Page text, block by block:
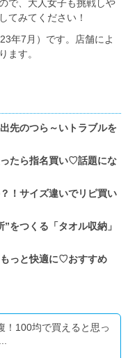
で、大人女子も挑戦しや
てみてください！
年7月）です。店舗によ
ます。
先のつら～いトラブルを
たら指名買い♡話題にな
！サイズ違いでリピ買い
をつくる「タオル収納」
っと快適に♡おすすめ
！100均で買えると思っ